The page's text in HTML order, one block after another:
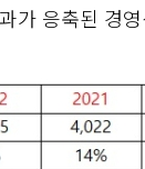
가 응축된 경